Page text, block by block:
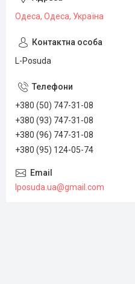
Одеса, Одеса, Україна
L-Posuda
+380 (50) 747-31-08
+380 (93) 747-31-08
+380 (96) 747-31-08
+380 (95) 124-05-74
lposuda.ua@gmail.com